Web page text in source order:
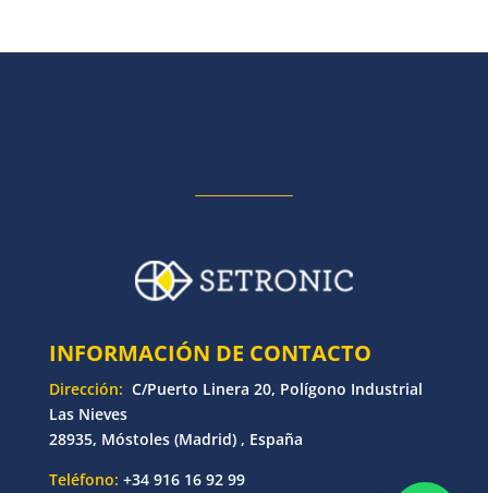
INFORMACIÓN DE CONTACTO
Dirección: C/Puerto Linera 20, Polígono Industrial
Las Nieves
28935, Móstoles (Madrid) , España
Teléfono: +34 916 16 92 99